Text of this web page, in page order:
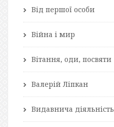
Від першої особи
Війна і мир
Вітання, оди, посвяти
Валерій Ліпкан
Видавнича діяльність